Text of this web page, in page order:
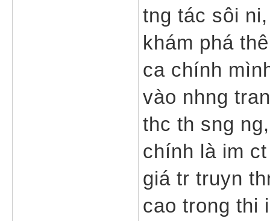
tng tác sôi
khám phá
ca chính
vào nhng
thc th sng
chính là im
giá tr truyn
cao trong thi